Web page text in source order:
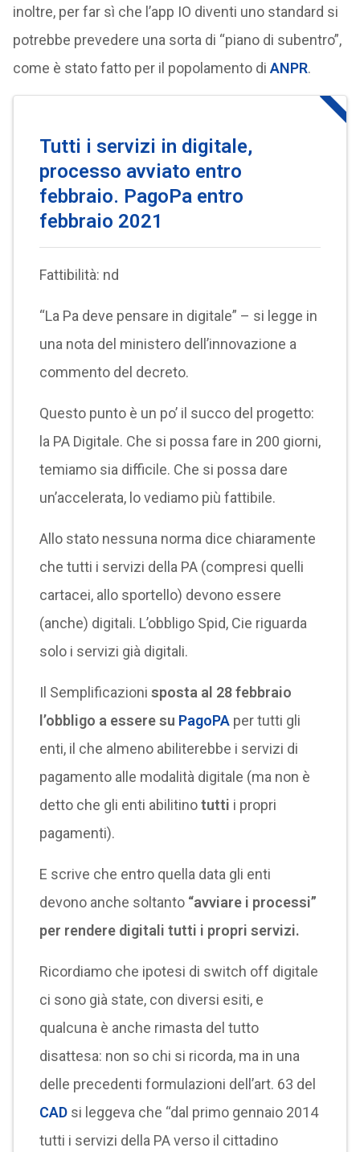
inoltre, per far sì che l’app IO diventi uno standard si
potrebbe prevedere una sorta di “piano di subentro”,
come è stato fatto per il popolamento di ANPR.
Tutti i servizi in digitale,
processo avviato entro
febbraio. PagoPa entro
febbraio 2021
Fattibilità: nd
“La Pa deve pensare in digitale” – si legge in
una nota del ministero dell’innovazione a
commento del decreto.
Questo punto è un po’ il succo del progetto:
la PA Digitale. Che si possa fare in 200 giorni,
temiamo sia difficile. Che si possa dare
un’accelerata, lo vediamo più fattibile.
Allo stato nessuna norma dice chiaramente
che tutti i servizi della PA (compresi quelli
cartacei, allo sportello) devono essere
(anche) digitali. L’obbligo Spid, Cie riguarda
solo i servizi già digitali.
Il Semplificazioni sposta al 28 febbraio
l’obbligo a essere su PagoPAper tutti gli
enti, il che almeno abiliterebbe i servizi di
pagamento alle modalità digitale (ma non è
detto che gli enti abilitinotutti i propri
pagamenti).
E scrive che entro quella data gli enti
devono anche soltanto“avviare i processi”
per rendere digitali tutti i propri servizi.
Ricordiamo che ipotesi di switch off digitale
ci sono già state, con diversi esiti, e
qualcuna è anche rimasta del tutto
disattesa: non so chi si ricorda, ma in una
delle precedenti formulazioni dell’art. 63 del
CAD si leggeva che “dal primo gennaio 2014
tutti i servizi della PA verso il cittadino